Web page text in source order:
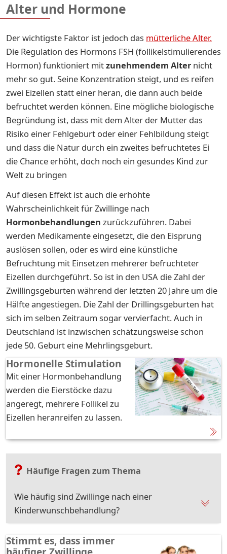
Alter und Hormone
Der wichtigste Faktor ist jedoch das mütterliche Alter.
Die Regulation des Hormons FSH (follikelstimulierendes
Hormon) funktioniert mitzunehmendem Alter nicht
mehr so gut. Seine Konzentration steigt, und es reifen
zwei Eizellen statt einer heran, die dann auch beide
befruchtet werden können. Eine mögliche biologische
Begründung ist, dass mit dem Alter der Mutter das
Risiko einer Fehlgeburt oder einer Fehlbildung steigt
und dass die Natur durch ein zweites befruchtetes Ei
die Chance erhöht, doch noch ein gesundes Kind zur
Welt zu bringen
Auf diesen Effekt ist auch die erhöhte
Wahrscheinlichkeit für Zwillinge nach
Hormonbehandlungen zurückzuführen. Dabei
werden Medikamente eingesetzt, die den Eisprung
auslösen sollen, oder es wird eine künstliche
Befruchtung mit Einsetzen mehrerer befruchteter
Eizellen durchgeführt. So ist in den USA die Zahl der
Zwillingsgeburten während der letzten 20 Jahre um die
Hälfte angestiegen. Die Zahl der Drillingsgeburten hat
sich im selben Zeitraum sogar vervierfacht. Auch in
Deutschland ist inzwischen schätzungsweise schon
jede 50. Geburt eine Mehrlingsgeburt.
Hormonelle Stimulation
Mit einer Hormonbehandlung
werden die Eierstöcke dazu
angeregt, mehrere Follikel zu
Eizellen heranreifen zu lassen.
Häufige Fragen zum Thema
Wie häufig sind Zwillinge nach einer
Kinderwunschbehandlung?
Stimmt es, dass immer